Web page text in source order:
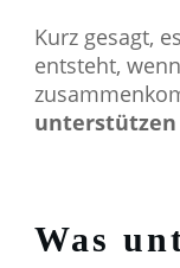
Kurz gesagt,
entsteht,
unterstützen
Was